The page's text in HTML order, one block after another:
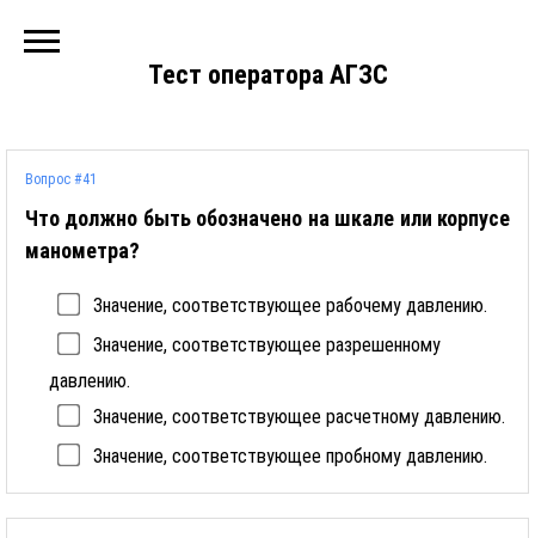
Тест оператора АГЗС
Вопрос #41
Что должно быть обозначено на шкале или корпусе
манометра?
Значение, соответствующее рабочему давлению.
Значение, соответствующее разрешенному
давлению.
Значение, соответствующее расчетному давлению.
Значение, соответствующее пробному давлению.